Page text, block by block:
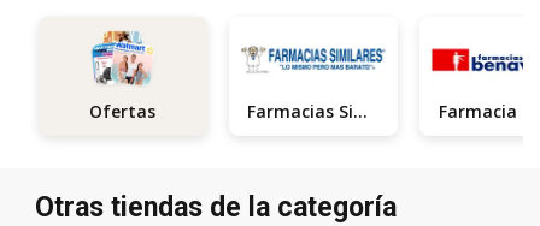
Ofertas Farmacias Similares
Otras tiendas de la categoría